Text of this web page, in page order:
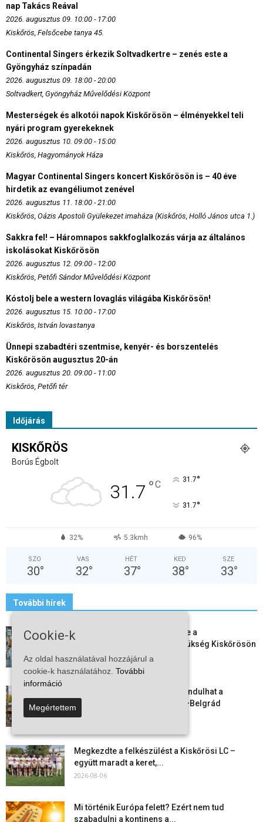
nap Takács Reával
2026. augusztus 09. 10:00 - 17:00
Kiskőrös, Felsőcebe tanya 45.
Continental Singers érkezik Soltvadkertre – zenés este a
Gyöngyház színpadán
2026. augusztus 09. 18:00 - 20:00
Soltvadkert, Gyöngyház Művelődési Központ
Mesterségek és alkotói napok Kiskőrösön – élményekkel teli
nyári program gyerekeknek
2026. augusztus 10. 09:00 - 15:00
Kiskőrös, Hagyományok Háza
Magyar Continental Singers koncert Kiskőrösön is – 40 éve
hirdetik az evangéliumot zenével
2026. augusztus 11. 18:00 - 21:00
Kiskőrös, Oázis Apostoli Gyülekezet imaháza (Kiskőrös, Holló János utca 1.)
Sakkra fel! – Háromnapos sakkfoglalkozás várja az általános
iskolásokat Kiskőrösön
2026. augusztus 12. 09:00 - 12:00
Kiskőrös, Petőfi Sándor Művelődési Központ
Kóstolj bele a western lovaglás világába Kiskőrösön!
2026. augusztus 15. 10:00 - 17:00
Kiskőrös, István lovastanya
Ünnepi szabadtéri szentmise, kenyér- és borszentelés
Kiskőrösön augusztus 20-án
2026. augusztus 20. 09:00 - 11:00
Kiskőrös, Petőfi tér
Időjárás
KISKŐRÖS
Borús Égbolt
31.7 °C 31.7°
31.7°
32% 5.3kmh 96%
SZO
30°
VAS
32°
HÉT
37°
KED
38°
SZE
33°
További hírek
Aktuális állásajánlatok: ezekre a
munkavállalókra van most szükség Kiskőrösön
és a...
2026-08-07
Vitézy Dávid: már ősszel újraindulhat a
személyszállítás a Budapest–Belgrád
vasútvonalon
Megkezdte a felkészülést a Kiskőrösi LC –
együtt maradt a keret,...
2026-08-06
Mi történik Európa felett? Ezért nem tud
szabadulni a kontinens a...
Cookie-k
Az oldal használatával hozzájárul a
cookie-k használatához. További
információ
Megértettem